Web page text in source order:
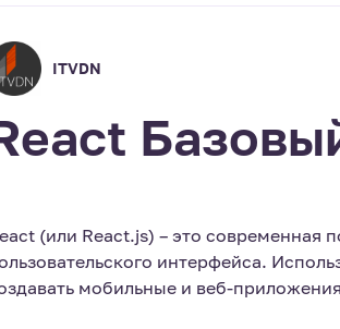
ITVDN
(или React.js) – это современная
интерфейса.
мобильные и веб-